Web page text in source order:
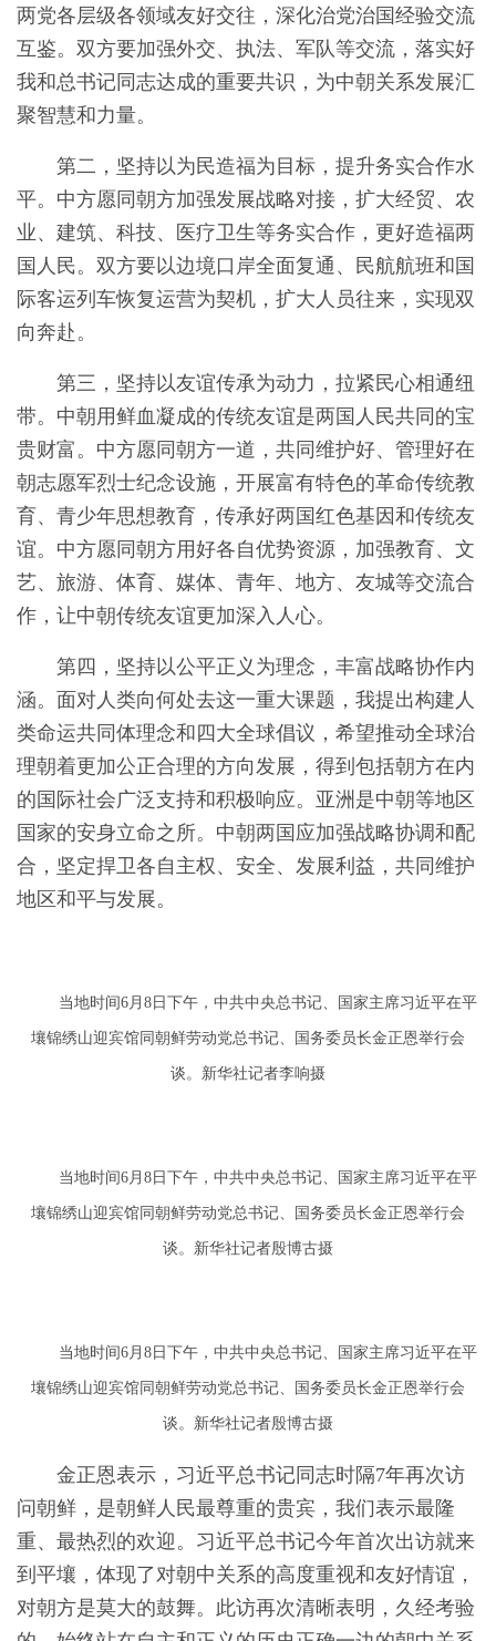
两党各层级各领域友好交往，深化治党治国经验交流
互鉴。双方要加强外交、执法、军队等交流，落实好
我和总书记同志达成的重要共识，为中朝关系发展汇
聚智慧和力量。
第二，坚持以为民造福为目标，提升务实合作水
平。中方愿同朝方加强发展战略对接，扩大经贸、农
业、建筑、科技、医疗卫生等务实合作，更好造福两
国人民。双方要以边境口岸全面复通、民航航班和国
际客运列车恢复运营为契机，扩大人员往来，实现双
向奔赴。
第三，坚持以友谊传承为动力，拉紧民心相通纽
带。中朝用鲜血凝成的传统友谊是两国人民共同的宝
贵财富。中方愿同朝方一道，共同维护好、管理好在
朝志愿军烈士纪念设施，开展富有特色的革命传统教
育、青少年思想教育，传承好两国红色基因和传统友
谊。中方愿同朝方用好各自优势资源，加强教育、文
艺、旅游、体育、媒体、青年、地方、友城等交流合
作，让中朝传统友谊更加深入人心。
第四，坚持以公平正义为理念，丰富战略协作内
涵。面对人类向何处去这一重大课题，我提出构建人
类命运共同体理念和四大全球倡议，希望推动全球治
理朝着更加公正合理的方向发展，得到包括朝方在内
的国际社会广泛支持和积极响应。亚洲是中朝等地区
国家的安身立命之所。中朝两国应加强战略协调和配
合，坚定捍卫各自主权、安全、发展利益，共同维护
地区和平与发展。
当地时间6月8日下午，中共中央总书记、国家主席习近平在平
壤锦绣山迎宾馆同朝鲜劳动党总书记、国务委员长金正恩举行会
谈。新华社记者李响摄
当地时间6月8日下午，中共中央总书记、国家主席习近平在平
壤锦绣山迎宾馆同朝鲜劳动党总书记、国务委员长金正恩举行会
谈。新华社记者殷博古摄
当地时间6月8日下午，中共中央总书记、国家主席习近平在平
壤锦绣山迎宾馆同朝鲜劳动党总书记、国务委员长金正恩举行会
谈。新华社记者殷博古摄
金正恩表示，习近平总书记同志时隔7年再次访
问朝鲜，是朝鲜人民最尊重的贵宾，我们表示最隆
重、最热烈的欢迎。习近平总书记今年首次出访就来
到平壤，体现了对朝中关系的高度重视和友好情谊，
对朝方是莫大的鼓舞。此访再次清晰表明，久经考验